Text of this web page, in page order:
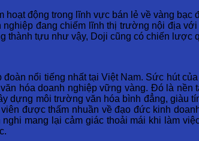
hoạt động trong lĩnh vực bán lẻ về vàng
nghiệp đang chiếm lĩnh thị trường nội địa
thành tựu như vậy, Doji cũng có chiến lược
đoàn nổi tiếng nhất tại Việt Nam. Sức hút
hóa doanh nghiệp vững vàng. Đó là
dựng môi trường văn hóa bình đẳng, giàu
viên được thấm nhuần về đạo đức kinh
mang lại cảm giác thoải mái khi làm